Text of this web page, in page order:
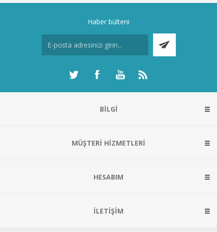
Haber bülteni
BILGI
MÜŞTERI HIZMETLERI
HESABIM
İLETIŞIM